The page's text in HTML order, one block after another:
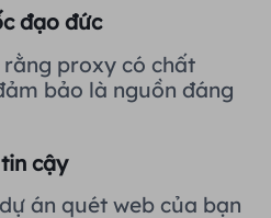
thêm
đạo đức
rằng proxy có chất
bảo là nguồn đáng
cậy
án quét web của bạn